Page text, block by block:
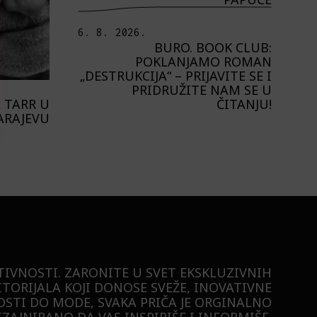
TARR U
6. 8. 2026.
BURO. BOOK CLUB:
POKLANJAMO ROMAN
„DESTRUKCIJA“ – PRIJAVITE SE I
PRIDRUŽITE NAM SE U
ČITANJU!
ZARONITE U SVET EKSKLUZIVNIH
KOJI DONOSE SVEŽE, INOVATIVNE
DO MODE, SVAKA PRIČA JE ORGINALNO